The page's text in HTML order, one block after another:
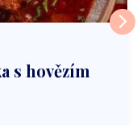
s hovězím